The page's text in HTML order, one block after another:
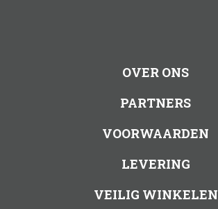
OVER ONS
PARTNERS
VOORWAARDEN
LEVERING
VEILIG WINKELEN